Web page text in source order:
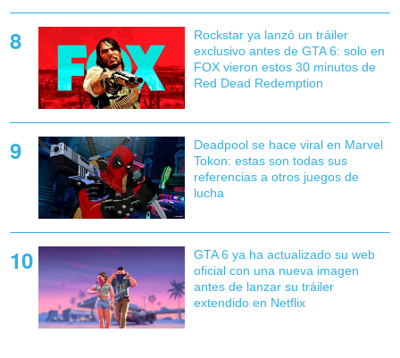
Rockstar ya lanzó un tráiler
exclusivo antes de GTA 6: solo en
FOX vieron estos 30 minutos de
Red Dead Redemption
Deadpool se hace viral en Marvel
Tokon: estas son todas sus
referencias a otros juegos de
lucha
GTA 6 ya ha actualizado su web
oficial con una nueva imagen
antes de lanzar su tráiler
extendido en Netflix